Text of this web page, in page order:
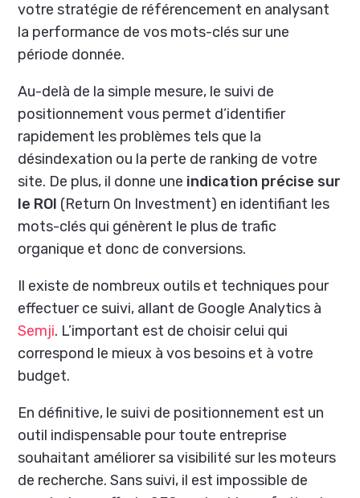
votre stratégie de référencement en analysant
la performance de vos mots-clés sur une
période donnée.
Au-delà de la simple mesure, le suivi de
positionnement vous permet d’identifier
rapidement les problèmes tels que la
désindexation ou la perte de ranking de votre
site. De plus, il donne une indication précise sur
le ROI (Return On Investment) en identifiant les
mots-clés qui génèrent le plus de trafic
organique et donc de conversions.
Il existe de nombreux outils et techniques pour
effectuer ce suivi, allant de Google Analytics à
Semji. L’important est de choisir celui qui
correspond le mieux à vos besoins et à votre
budget.
En définitive, le suivi de positionnement est un
outil indispensable pour toute entreprise
souhaitant améliorer sa visibilité sur les moteurs
de recherche. Sans suivi, il est impossible de